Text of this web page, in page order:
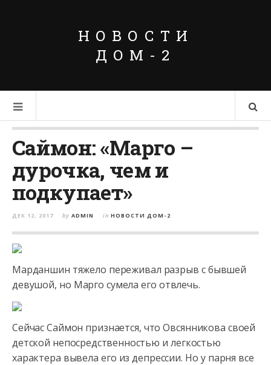
НОВОСТИ
ДОМ-2
Саймон: «Марго –
дурочка, чем и
подкупает»
ДЕК 12, 2017 by ADMIN in НОВОСТИ ДОМ-2
Марданшин тяжело переживал разрыв с бывшей
девушой, но Марго сумела его отвлечь.
Сейчас Саймон признается, что Овсянникова своей
детской непосредственностью и легкостью
характера вывела его из депрессии. Но у парня все